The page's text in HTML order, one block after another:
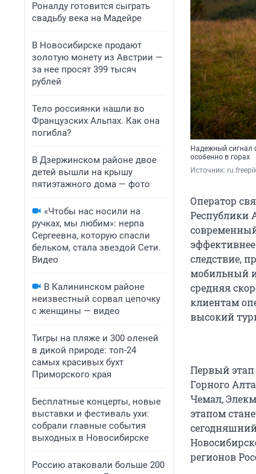
Роналду готовится сыграть
свадьбу века на Мадейре
В Новосибирске продают
золотую монету из Австрии —
за нее просят 399 тысяч
рублей
Тело россиянки нашли во
Французских Альпах. Как она
погибла?
В Дзержинском районе двое
детей вышли на крышу
пятиэтажного дома — фото
«Чтобы нас носили на
ручках, мы любим»: нерпа
Сергеевна, которую спасли
бельком, стала звездой Сети.
Видео
В Калининском районе
неизвестный сорвал цепочку
с женщины — видео
Тигры на пляже и 300 оленей
в дикой природе: топ-24
самых красивых бухт
Приморского края
Бесплатные концерты, новые
выставки и фестиваль ухи:
собрали главные события
выходных в Новосибирске
Россию атаковали больше 200
Надежный сигнал
особенно в горах
Источник:
Оператор
Республики
следствие,
мобильный
средняя
клиентам
высокий
Первый этап
Горного
Чемал,
этапом
регионов